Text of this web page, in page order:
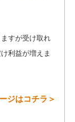
すが受け取れ
利益が増えま
ジはコチラ＞